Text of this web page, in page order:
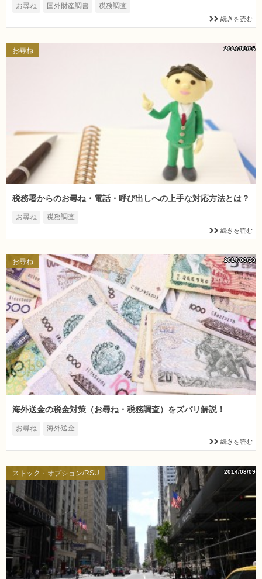
お尋ね 国外財産調書 税務調査
続きを読む
お尋ね 2014/09/05
税務署からのお尋ね・電話・呼び出しへの上手な対応方法とは？
お尋ね 税務調査
続きを読む
お尋ね 2014/08/23
海外送金の税金対策（お尋ね・税務調査）をズバリ解説！
お尋ね 海外送金
続きを読む
ストック・オプション/RSU 2014/08/09